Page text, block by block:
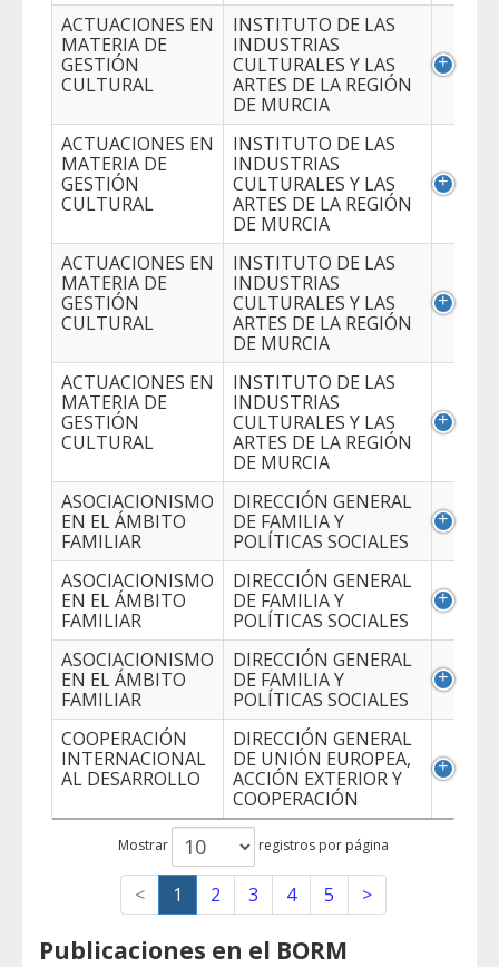
ACTUACIONES EN
MATERIA DE
GESTIÓN
CULTURAL
INSTITUTO DE LAS
INDUSTRIAS
CULTURALES Y LAS
ARTES DE LA REGIÓN
DE MURCIA
ACTUACIONES EN
MATERIA DE
GESTIÓN
CULTURAL
INSTITUTO DE LAS
INDUSTRIAS
CULTURALES Y LAS
ARTES DE LA REGIÓN
DE MURCIA
ACTUACIONES EN
MATERIA DE
GESTIÓN
CULTURAL
INSTITUTO DE LAS
INDUSTRIAS
CULTURALES Y LAS
ARTES DE LA REGIÓN
DE MURCIA
ACTUACIONES EN
MATERIA DE
GESTIÓN
CULTURAL
INSTITUTO DE LAS
INDUSTRIAS
CULTURALES Y LAS
ARTES DE LA REGIÓN
DE MURCIA
ASOCIACIONISMO
EN EL ÁMBITO
FAMILIAR
DIRECCIÓN GENERAL
DE FAMILIA Y
POLÍTICAS SOCIALES
ASOCIACIONISMO
EN EL ÁMBITO
FAMILIAR
DIRECCIÓN GENERAL
DE FAMILIA Y
POLÍTICAS SOCIALES
ASOCIACIONISMO
EN EL ÁMBITO
FAMILIAR
DIRECCIÓN GENERAL
DE FAMILIA Y
POLÍTICAS SOCIALES
COOPERACIÓN
INTERNACIONAL
AL DESARROLLO
DIRECCIÓN GENERAL
DE UNIÓN EUROPEA,
ACCIÓN EXTERIOR Y
COOPERACIÓN
Mostrar registros por página
< 1 2 3 4 5 >
Publicaciones en el BORM